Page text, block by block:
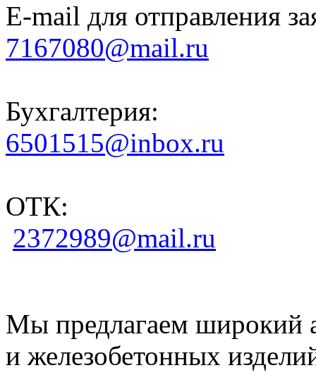
E-mail для отправления
7167080@mail.ru
Бухгалтерия:
6501515@inbox.ru
ОТК:
2372989@mail.ru
Мы предлагаем широкий
и железобетонных